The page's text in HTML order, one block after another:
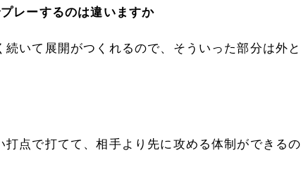
レーするのは違いますか
いて展開がつくれるので、そういった部分は外と
点で打てて、相手より先に攻める体制ができるの